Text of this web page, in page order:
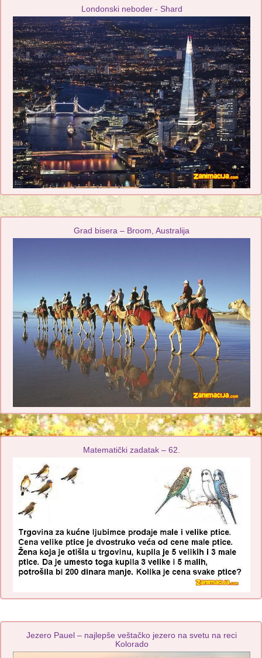
Londonski neboder - Shard
Grad bisera – Broom, Australija
Matematički zadatak – 62.
Jezero Pauel – najlepše veštačko jezero na svetu na reci
Kolorado